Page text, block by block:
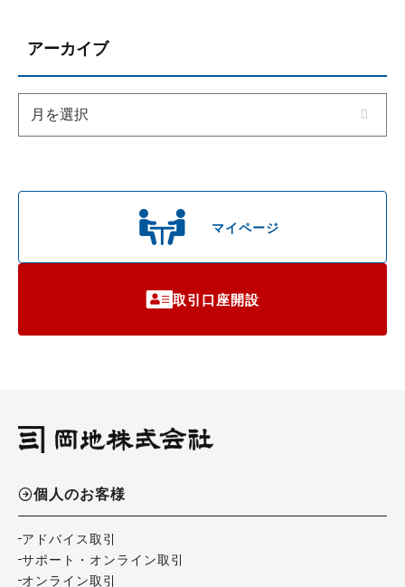
マイページ
取引口座開設
アーカイブ
個人のお客様
アドバイス取引
サポート・オンライン取引
オンライン取引